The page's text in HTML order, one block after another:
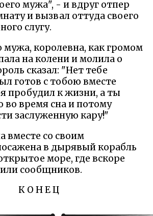
мужа", - и вдруг отпер
и вызвал оттуда своего
слугу.
мужа, королевна, как громом
на колени и молила о
сказал: "Нет тебе
готов с тобою вместе
пробудил к жизни, а ты
во время сна и потому
заслуженную кару!"
вместе со своим
в дырявый корабль
море, где вскоре
сообщников.
К О Н Е Ц